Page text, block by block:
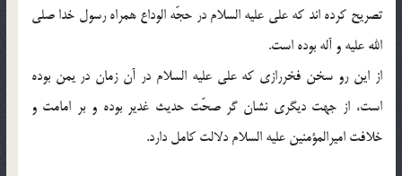
تصريح كرده اند كه علي عليه السلام در حجّه الوداع همراه رسول خدا صلي
الله عليه و آله بوده است.
از اين رو سخن فخررازي كه علي عليه السلام در آن زمان در يمن بوده
است، از جهت ديگري نشان گر صحّت حديث غدير بوده و بر امامت و
خلافت اميرالمؤمنين عليه السلام دلالت كامل دارد.